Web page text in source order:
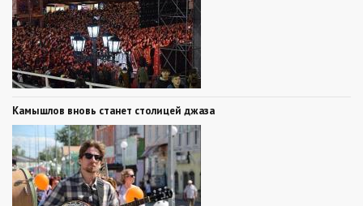
Камышлов вновь станет столицей джаза